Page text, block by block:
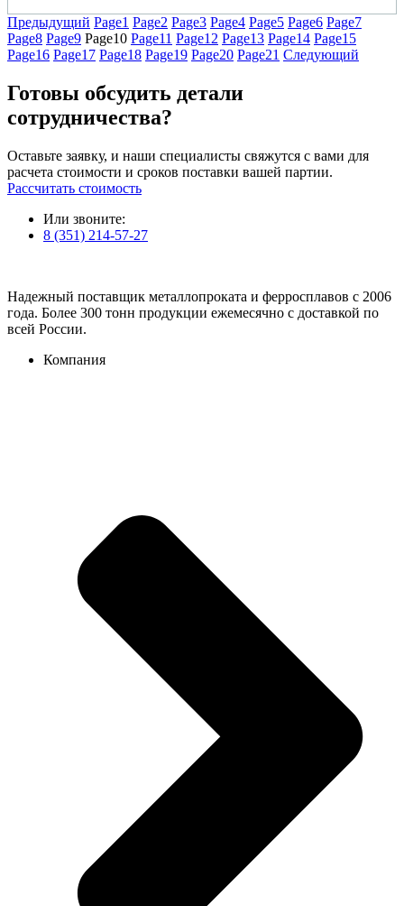
Предыдущий Page1 Page2 Page3 Page4 Page5 Page6 Page7
Page8 Page9 Page10 Page11 Page12 Page13 Page14 Page15
Page16 Page17 Page18 Page19 Page20 Page21 Следующий
Готовы обсудить детали
сотрудничества?
Оставьте заявку, и наши специалисты свяжутся с вами для
расчета стоимости и сроков поставки вашей партии.
Рассчитать стоимость
Или звоните:
8 (351) 214-57-27
Надежный поставщик металлопроката и ферросплавов с 2006
года. Более 300 тонн продукции ежемесячно с доставкой по
всей России.
Компания